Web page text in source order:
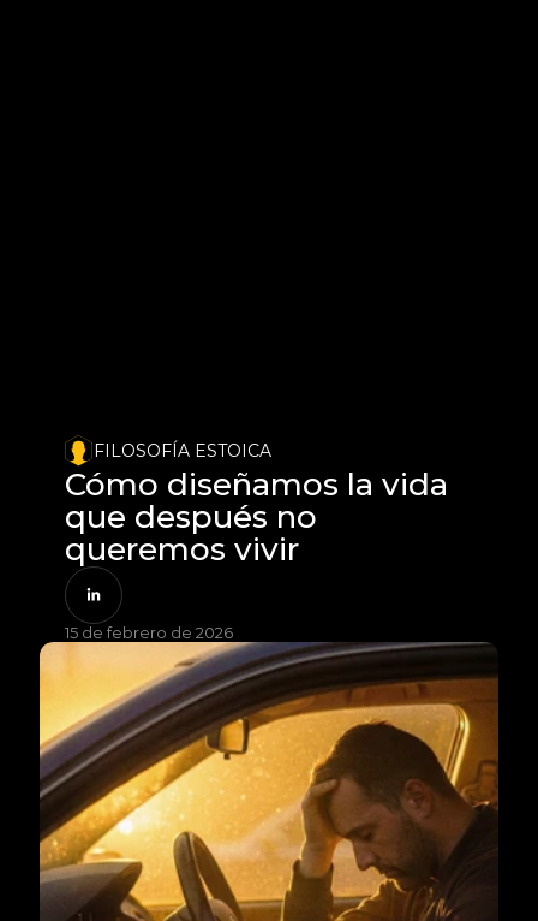
FILOSOFÍA ESTOICA
Cómo diseñamos la vida
que después no
queremos vivir
15 de febrero de 2026